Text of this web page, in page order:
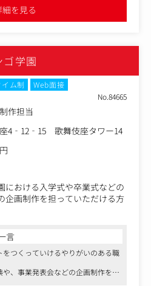
ール作成、見積交渉、契約手続
細を見る
学園
ム制
Web面接
No.84665
作担当
4‐12‐15 歌舞伎座タワー14
における入学式や卒業式などの
企画制作を担っていただける方
出演者オファー、会場の確保、
ど
メントとディレクション
の編集・納品
言
つくっていけるやりがいのある職
、事業発表会などの企画制作を担